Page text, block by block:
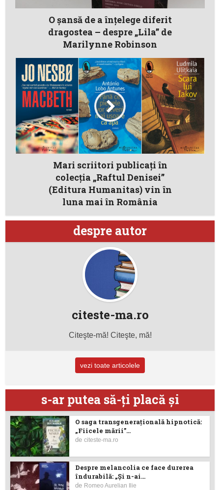
O şansă de a înţelege diferit
dragostea – despre „Lila” de
Marilynne Robinson
Mari scriitori publicaţi în
colecţia „Raftul Denisei”
(Editura Humanitas) vin în
luna mai în România
despre autor
citeste-ma.ro
Citeşte-mă! Citeşte, mă!
vezi toate articolele
s-ar putea să-ţi placă şi
O saga transgenerațională hipnotică:
„Fiicele mării”...
deciteste-ma.ro
Despre melancolia ce face durerea
îndurabilă: „Și n-ai...
de Romeo Aurelian Ilie